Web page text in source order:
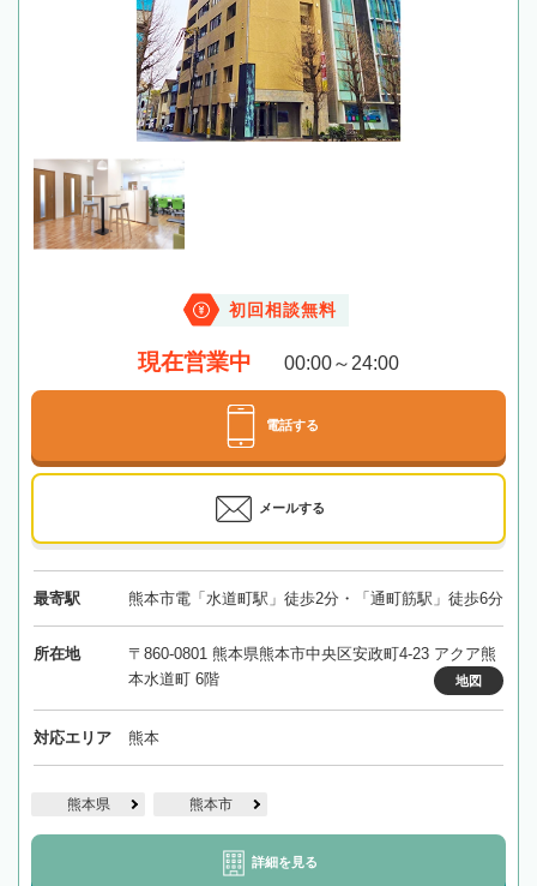
初回相談無料
現在営業中 00:00～24:00
電話する
メールする
最寄駅 熊本市電「水道町駅」徒歩2分・「通町筋駅」徒歩6分
所在地
〒860-0801 熊本県熊本市中央区安政町4-23 アクア熊
本水道町 6階
地図
対応エリア 熊本
熊本県 熊本市
詳細を見る